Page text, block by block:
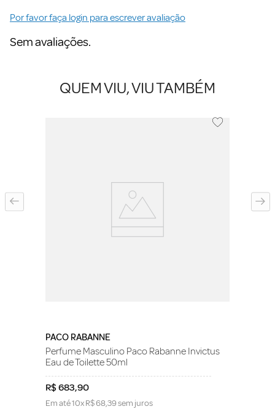
Por favor faça login para escrever avaliação
Sem avaliações.
QUEM VIU, VIU TAMBÉM
PACO RABANNE
Perfume Masculino Paco Rabanne Invictus
Eau de Toilette 50ml
R$683,90
Em até10xR$68,39sem juros